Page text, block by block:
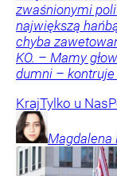
zwaśnionymi
największą
chyba
KO. – Mamy
dumni – kontruje
KrajTylko u Nas
Magdalena